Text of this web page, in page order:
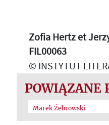
Zofia Hertz et
FIL00063
© INSTYTUT
POWIĄZANE
Marek Żebrowski